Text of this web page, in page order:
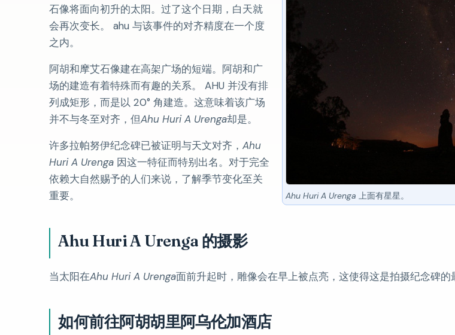
Ahu Huri A Urenga 上面有星星。
石像将面向初升的太阳。过了这个日期，白天就
会再次变长。 ahu 与该事件的对齐精度在一个度
之内。
阿胡和摩艾石像建在高架广场的短端。阿胡和广
场的建造有着特殊而有趣的关系。 AHU 并没有排
列成矩形，而是以 20° 角建造。这意味着该广场
并不与冬至对齐，但Ahu Huri A Urenga却是。
许多拉帕努伊纪念碑已被证明与天文对齐， Ahu
Huri A Urenga 因这一特征而特别出名。对于完全
依赖大自然赐予的人们来说，了解季节变化至关
重要。
Ahu Huri A Urenga 的摄影
当太阳在Ahu Huri A Urenga面前升起时，雕像会在早上被点亮，这使得这是拍摄纪念碑的
如何前往阿胡胡里阿乌伦加酒店